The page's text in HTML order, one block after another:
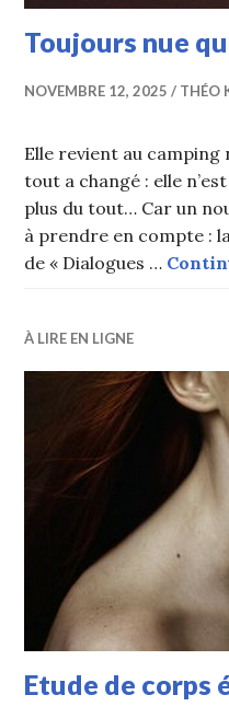
Toujours nue
NOVEMBRE 12, 2025 THÉO
Elle revient au camping
tout a changé : elle
plus du tout… Car un
à prendre en compte :
de « Dialogues …
À LIRE EN LIGNE
Etude de corps